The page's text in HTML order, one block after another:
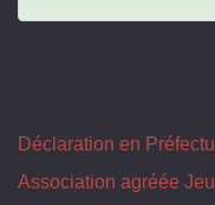
Déclaration en
Association agréée